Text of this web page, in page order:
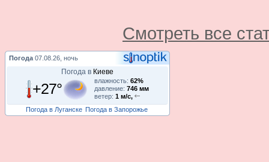
Смотреть все
Погода 07.08.26, ночь
Погода в Киеве
+27° влажность: 62%
давление: 746 мм
ветер: 1 м/с,
Погода в Луганске Погода в Запорожье